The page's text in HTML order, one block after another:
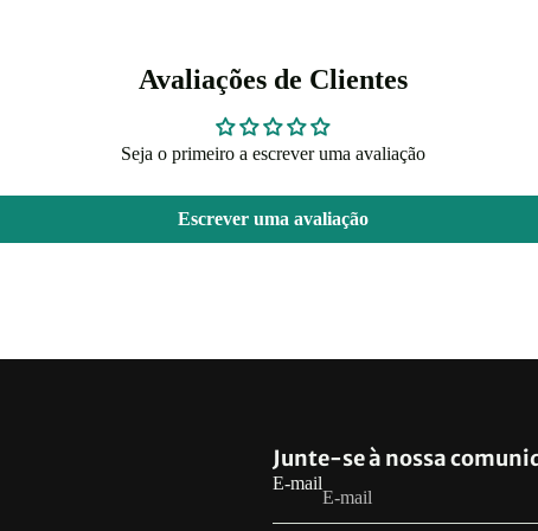
Avaliações de Clientes
Seja o primeiro a escrever uma avaliação
Escrever uma avaliação
Junte-se à nossa
E-mail
Política de privacidade